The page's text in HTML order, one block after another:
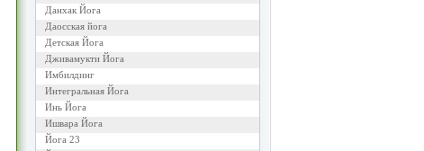
Данхак Йога
Даосская йога
Детская Йога
Дживамукти Йога
Имбилдинг
Интегральная Йога
Инь Йога
Ишвара Йога
Йога 23